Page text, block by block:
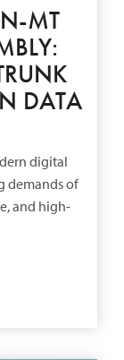
MT
DATA
digital
demands of
and high-